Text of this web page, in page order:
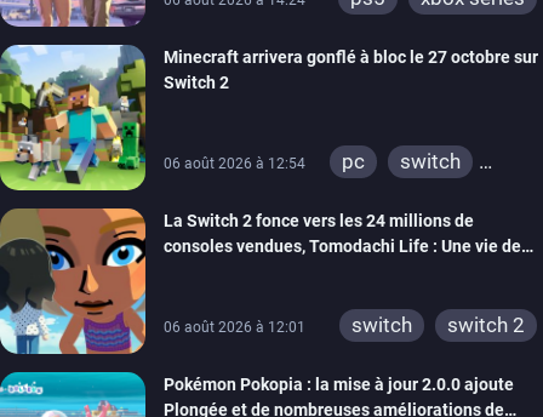
Minecraft arrivera gonflé à bloc le 27 octobre sur
Switch 2
06 août 2026 à 12:54 pc
switch
xbox one
wiiu
3ds
ps3
switch 2
La Switch 2 fonce vers les 24 millions de
consoles vendues, Tomodachi Life : Une vie de
06 août 2026 à 12:01 switch switch 2
Pokémon Pokopia : la mise à jour 2.0.0 ajoute
Plongée et de nombreuses améliorations de